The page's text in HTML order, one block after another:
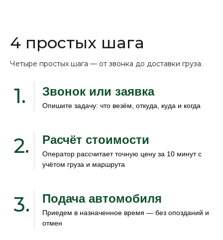
4 простых шага
Четыре простых шага — от звонка до доставки груза.
1. Звонок или заявка
Опишите задачу: что везём, откуда, куда и когда
2. Расчёт стоимости
Оператор рассчитает точную цену за 10 минут с
учётом груза и маршрута
3. Подача автомобиля
Приедем в назначенное время — без опозданий и
отмен